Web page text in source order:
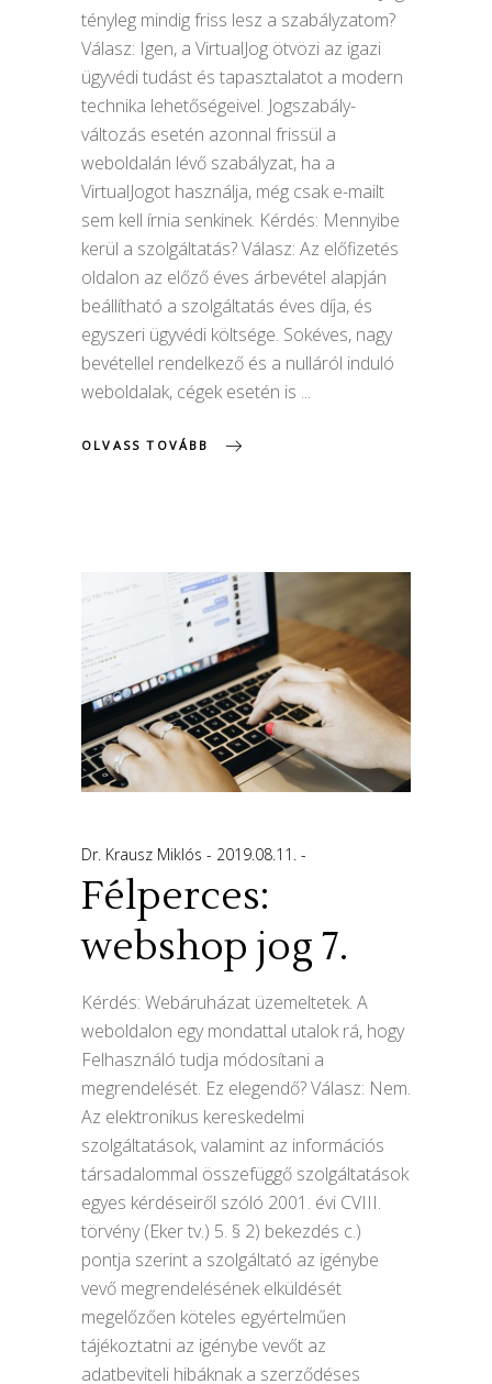
tényleg mindig friss lesz a szabályzatom?
Válasz: Igen, a VirtualJog ötvözi az igazi
ügyvédi tudást és tapasztalatot a modern
technika lehetőségeivel. Jogszabály-
változás esetén azonnal frissül a
weboldalán lévő szabályzat, ha a
VirtualJogot használja, még csak e-mailt
sem kell írnia senkinek. Kérdés: Mennyibe
kerül a szolgáltatás? Válasz: Az előfizetés
oldalon az előző éves árbevétel alapján
beállítható a szolgáltatás éves díja, és
egyszeri ügyvédi költsége. Sokéves, nagy
bevétellel rendelkező és a nulláról induló
weboldalak, cégek esetén is
OLVASS TOVÁBB
Dr. Krausz Miklós 2019.08.11.
Félperces:
webshop jog 7.
Kérdés: Webáruházat üzemeltetek. A
weboldalon egy mondattal utalok rá, hogy
Felhasználó tudja módosítani a
megrendelését. Ez elegendő? Válasz: Nem.
Az elektronikus kereskedelmi
szolgáltatások, valamint az információs
társadalommal összefüggő szolgáltatások
egyes kérdéseiről szóló 2001. évi CVIII.
törvény (Eker tv.) 5. § 2) bekezdés c.)
pontja szerint a szolgáltató az igénybe
vevő megrendelésének elküldését
megelőzően köteles egyértelműen
tájékoztatni az igénybe vevőt az
adatbeviteli hibáknak a szerződéses